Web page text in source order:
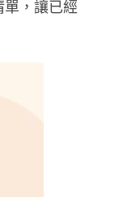
單，讓已經